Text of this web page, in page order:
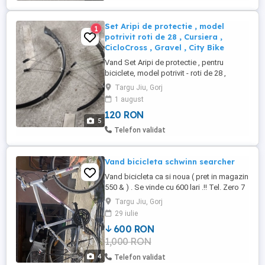
5
1
Set Aripi de protectie , model
potrivit roti de 28 , Cursiera ,
CicloCross , Gravel , City Bike
Vand Set Aripi de protectie , pentru
biciclete, model potrivit - roti de 28 ,
Cursiera , CicloCross , Gravel, City Bike
Rog si ofer seriozitate!
Targu Jiu, Gorj
1 august
120 RON
Telefon validat
4
Vand bicicleta schwinn searcher
Vand bicicleta ca si noua ( pret in magazin
550 & ) . Se vinde cu 600 lari .!! Tel. Zero 7
sase 8 trei 9 sase 6 unu 2 .
Targu Jiu, Gorj
29 iulie
600 RON
1,000 RON
Telefon validat